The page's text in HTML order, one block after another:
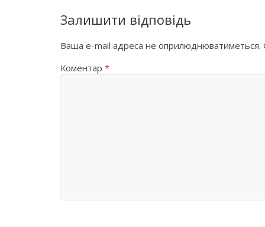
Залишити відповідь
Ваша e-mail адреса не оприлюднюватиметься.
Коментар *